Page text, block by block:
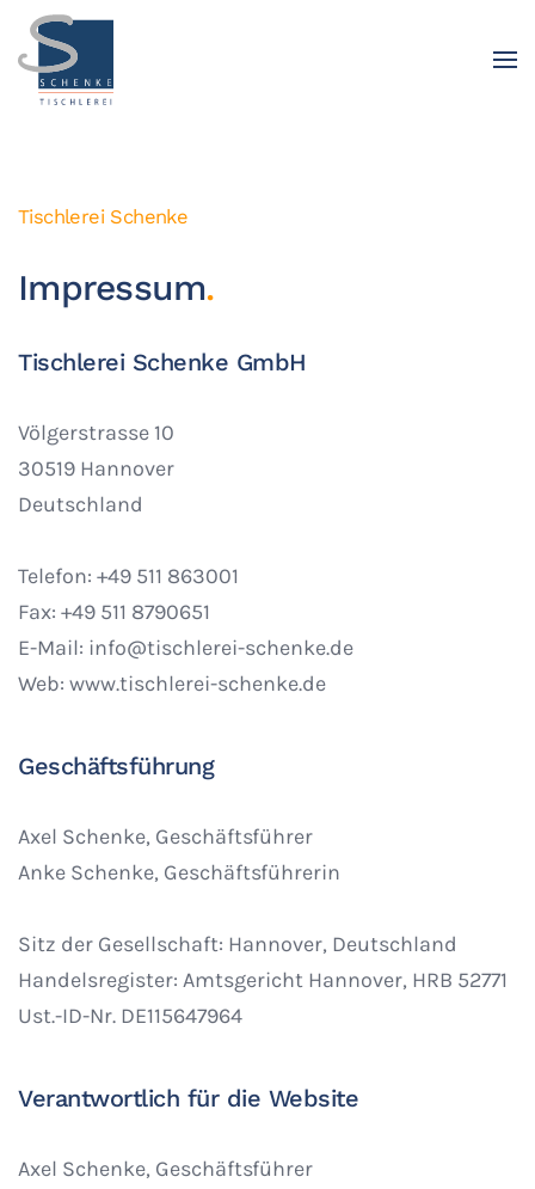
Tischlerei Schenke
Impressum.
Tischlerei Schenke GmbH
Völgerstrasse 10
30519 Hannover
Deutschland
Telefon: +49 511 863001
Fax: +49 511 8790651
E-Mail: info@tischlerei-schenke.de
Web: www.tischlerei-schenke.de
Geschäftsführung
Axel Schenke, Geschäftsführer
Anke Schenke, Geschäftsführerin
Sitz der Gesellschaft: Hannover, Deutschland
Handelsregister: Amtsgericht Hannover, HRB 52771
Ust.-ID-Nr. DE115647964
Verantwortlich für die Website
Axel Schenke, Geschäftsführer